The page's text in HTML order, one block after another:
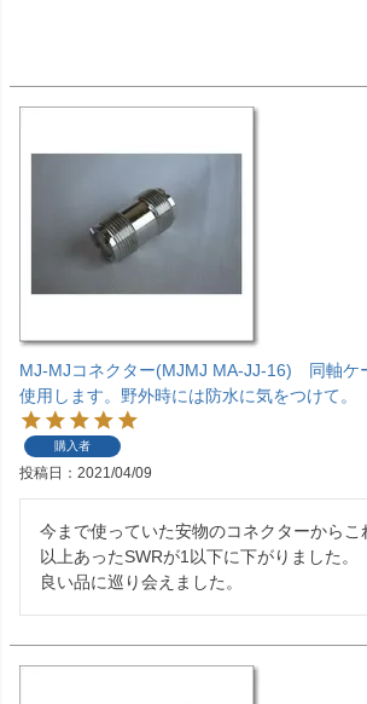
MJ-MJコネクター(MJMJ MA-JJ-16) 同軸ケ
使用します。野外時には防水に気をつけて
購入者
投稿日 2021/04/09
今まで使っていた安物のコネクターからこ
以上あったSWRが1以下に下がりました。
良い品に巡り会えました。